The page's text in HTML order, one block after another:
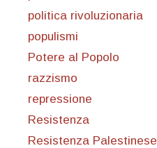
politica rivoluzionaria
populismi
Potere al Popolo
razzismo
repressione
Resistenza
Resistenza Palestinese